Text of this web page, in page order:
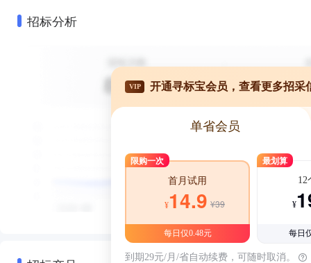
招标分析
VIP 开通寻标宝会员，查看更多招采
单省会员
限购一次
首月试用
¥14.9 ¥39
每日仅0.48元
最划算
12
¥
每日
到期29元/月/省自动续费，可随时取消。